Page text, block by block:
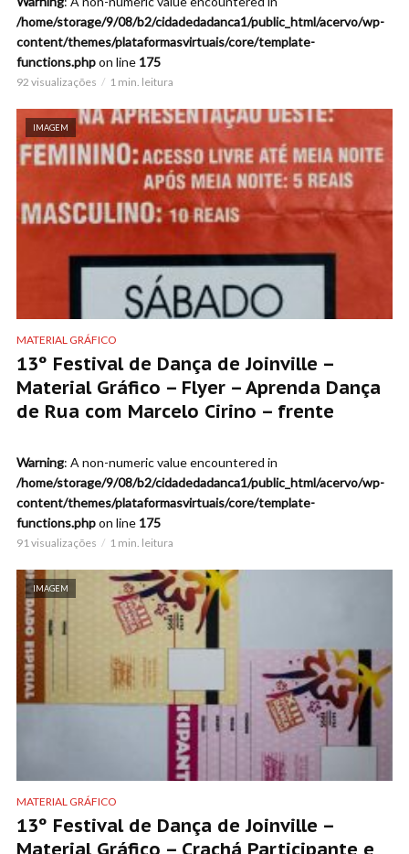
/home/storage/9/08/b2/cidadedadanca1/public_html/acervo/wp-
content/themes/plataformasvirtuais/core/template-
functions.phpon line 175
92 visualizações 1 min. leitura
IMAGEM
MATERIAL GRÁFICO
13º Festival de Dança de Joinville –
Material Gráfico – Flyer – Aprenda Dança
de Rua com Marcelo Cirino – frente
Warning: A non-numeric value encountered in
/home/storage/9/08/b2/cidadedadanca1/public_html/acervo/wp-
content/themes/plataformasvirtuais/core/template-
functions.phpon line 175
91 visualizações 1 min. leitura
IMAGEM
MATERIAL GRÁFICO
13º Festival de Dança de Joinville –